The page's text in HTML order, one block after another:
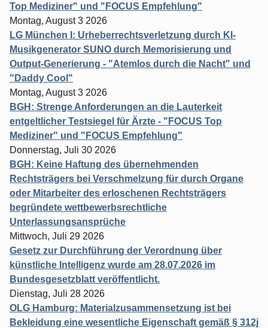
Top Mediziner" und "FOCUS Empfehlung"
Montag, August 3 2026
LG München I: Urheberrechtsverletzung durch KI-
Musikgenerator SUNO durch Memorisierung und
Output-Generierung - "Atemlos durch die Nacht" und
"Daddy Cool"
Montag, August 3 2026
BGH: Strenge Anforderungen an die Lauterkeit
entgeltlicher Testsiegel für Ärzte - "FOCUS Top
Mediziner" und "FOCUS Empfehlung"
Donnerstag, Juli 30 2026
BGH: Keine Haftung des übernehmenden
Rechtsträgers bei Verschmelzung für durch Organe
oder Mitarbeiter des erloschenen Rechtsträgers
begründete wettbewerbsrechtliche
Unterlassungsansprüche
Mittwoch, Juli 29 2026
Gesetz zur Durchführung der Verordnung über
künstliche Intelligenz wurde am 28.07.2026 im
Bundesgesetzblatt veröffentlicht.
Dienstag, Juli 28 2026
OLG Hamburg: Materialzusammensetzung ist bei
Bekleidung eine wesentliche Eigenschaft gemäß § 312j